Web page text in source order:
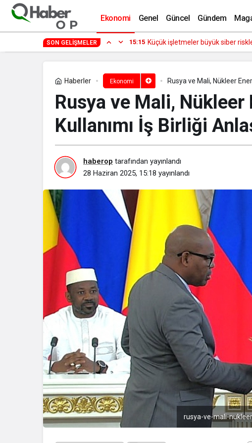
Ekonomi Genel Güncel Gündem
SON GELIŞMELER
Küçük işletmeler büyük
Haberler Ekonomi Rusya ve Mali, Nükleer
Rusya ve Mali, Nükleer
Kullanımı İş Birliği
haberop tarafından yayınlandı
28 Haziran 2025, 15:18 yayınlandı
rusya-ve-mali-
Buca Belediyesi’nden hayvancılık yapan